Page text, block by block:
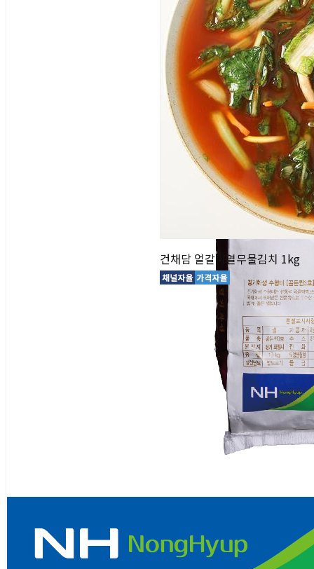
건채담 얼갈이열무물김치 1kg